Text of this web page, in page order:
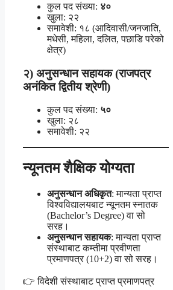
कुल पद संख्या: ४०
खुला: २२
समावेशी: १८ (आदिवासी/जनजाति,
मधेसी, महिला, दलित, पछाडि परेको
क्षेत्र)
२) अनुसन्धान सहायक (राजपत्र
अनंकित द्वितीय श्रेणी)
कुल पद संख्या: ५०
खुला: २८
समावेशी: २२
न्यूनतम शैक्षिक योग्यता
अनुसन्धान अधिकृत: मान्यता प्राप्त
विश्वविद्यालयबाट न्यूनतम स्नातक
(Bachelor’s Degree) वा सो
सरह।
अनुसन्धान सहायक: मान्यता प्राप्त
संस्थाबाट कम्तीमा प्रवीणता
प्रमाणपत्र (10+2) वा सो सरह।
👉 विदेशी संस्थाबाट प्राप्त प्रमाणपत्र